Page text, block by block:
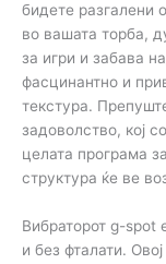
бидете разгалени
во вашата торба,
за игри и забава
фасцинантно и
текстура.
задоволство, кој
целата програма
структура ќе ве
Вибраторот g-spot
и без фталати. Овој